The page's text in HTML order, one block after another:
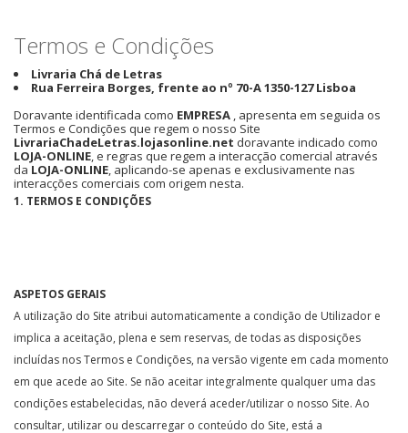
Os Primitivos Portugueses
1450-1550
Termos e Condições
Livraria Chá de Letras
Rua Ferreira Borges, frente ao nº 70-A 1350-127 Lisboa
Doravante identificada como EMPRESA , apresenta em seguida os
Termos e Condições que regem o nosso Site
LivrariaChadeLetras.lojasonline.net doravante indicado como
LOJA-ONLINE, e regras que regem a interacção comercial através
da LOJA-ONLINE, aplicando-se apenas e exclusivamente nas
interacções comerciais com origem nesta.
1. TERMOS E CONDIÇÕES
ASPETOS GERAIS
A utilização do Site atribui automaticamente a condição de Utilizador e
implica a aceitação, plena e sem reservas, de todas as disposições
incluídas nos Termos e Condições, na versão vigente em cada momento
em que acede ao Site. Se não aceitar integralmente qualquer uma das
condições estabelecidas, não deverá aceder/utilizar o nosso Site. Ao
consultar, utilizar ou descarregar o conteúdo do Site, está a